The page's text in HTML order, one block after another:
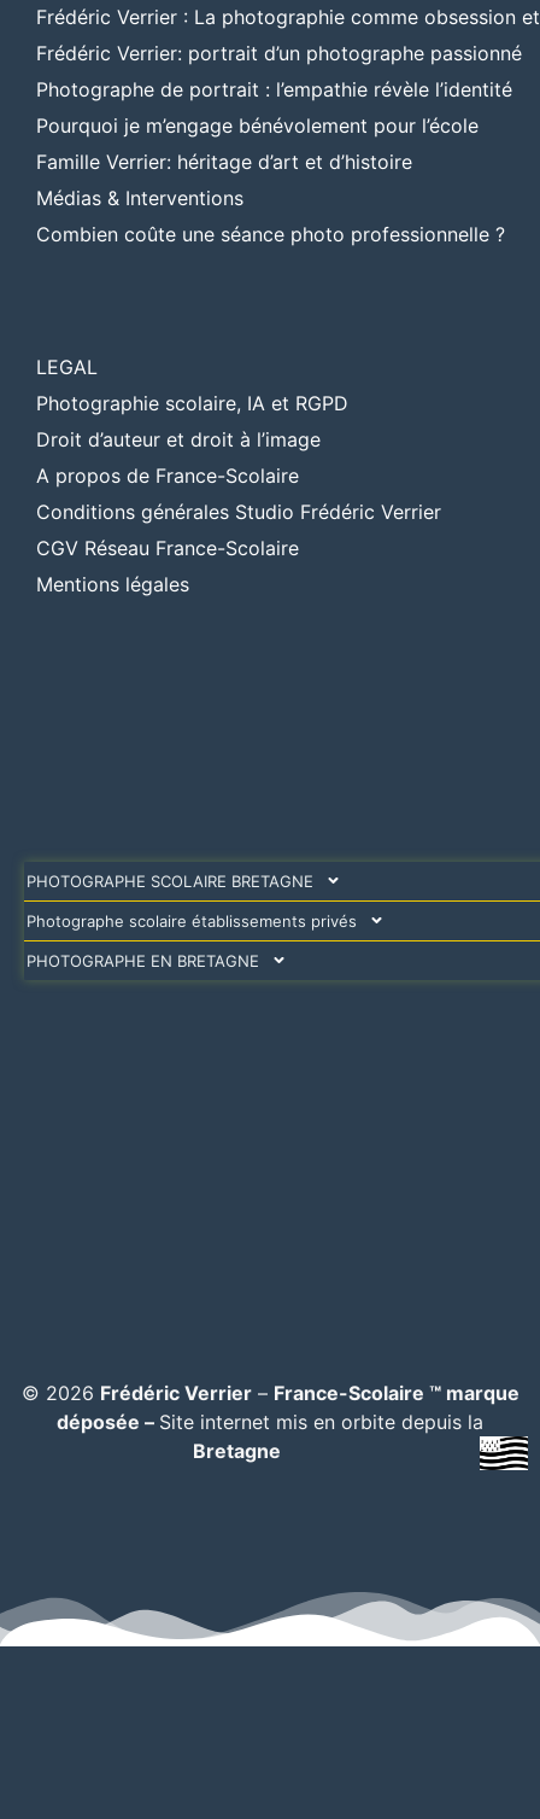
Frédéric Verrier : La photographie comme obsession
Frédéric Verrier: portrait d’un photographe passionné
Photographe de portrait : l’empathie révèle l’identité
Pourquoi je m’engage bénévolement pour l’école
Famille Verrier: héritage d’art et d’histoire
Médias & Interventions
Combien coûte une séance photo professionnelle ?
LEGAL
Photographie scolaire, IA et RGPD
Droit d’auteur et droit à l’image
A propos de France-Scolaire
Conditions générales Studio Frédéric Verrier
CGV Réseau France-Scolaire
Mentions légales
PHOTOGRAPHE SCOLAIRE BRETAGNE
Photographe scolaire établissements privés
PHOTOGRAPHE EN BRETAGNE
© 2026 Frédéric Verrier– France-Scolaire ™ marque
déposée – Site internet mis en orbite depuis la
Bretagne